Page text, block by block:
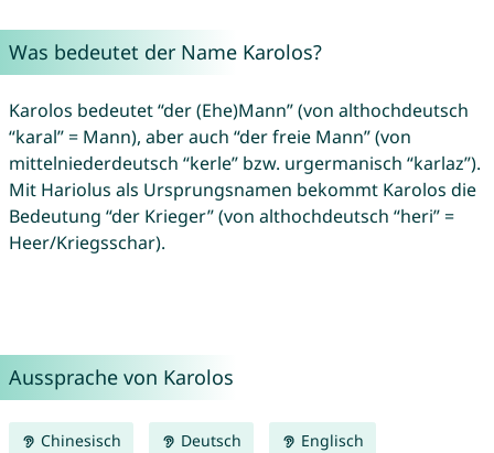
Was bedeutet der Name Karolos?
Karolos bedeutet “der (Ehe)Mann” (von althochdeutsch
“karal” = Mann), aber auch “der freie Mann” (von
mittelniederdeutsch “kerle” bzw. urgermanisch “karlaz”).
Mit Hariolus als Ursprungsnamen bekommt Karolos die
Bedeutung “der Krieger” (von althochdeutsch “heri” =
Heer/Kriegsschar).
Aussprache von Karolos
Chinesisch Deutsch Englisch